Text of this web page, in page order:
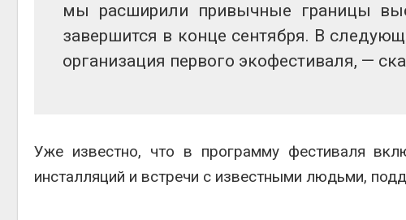
мы расширили привычные границы
завершится в конце сентября. В
организация первого экофестиваля, —
Уже известно, что в программу фестиваля
инсталляций и встречи с известными людьми,
Авг 6, 2026